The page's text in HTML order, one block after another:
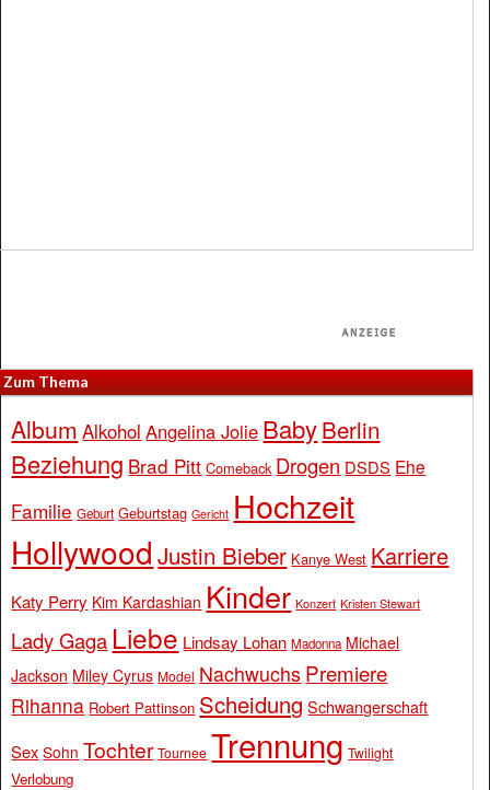
Zum Thema
Album Alkohol Angelina Jolie BabyBerlin
Beziehung Brad Pitt Comeback Drogen DSDS Ehe
Familie Geburt Geburtstag Gericht Hochzeit
Hollywood Justin Bieber Kanye West Karriere
Katy Perry Kim Kardashian Kinder Konzert Kristen Stewart
Lady Gaga Liebe Lindsay Lohan Madonna Michael
Jackson Miley Cyrus Model Nachwuchs Premiere
Rihanna Robert Pattinson Scheidung Schwangerschaft
Sex Sohn Tochter Tournee Trennung Twilight
Verlobung